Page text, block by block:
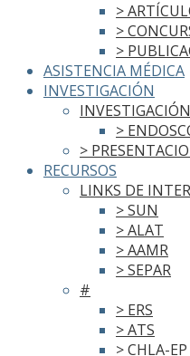
>
>
>
ASISTENCIA MÉDICA
INVESTIGACIÓN
INVESTIGACIÓN
>
>
RECURSOS
LINKS DE
> SUN
> ALAT
> AAMR
> SEPAR
#
> ERS
> ATS
> CHLA-EP